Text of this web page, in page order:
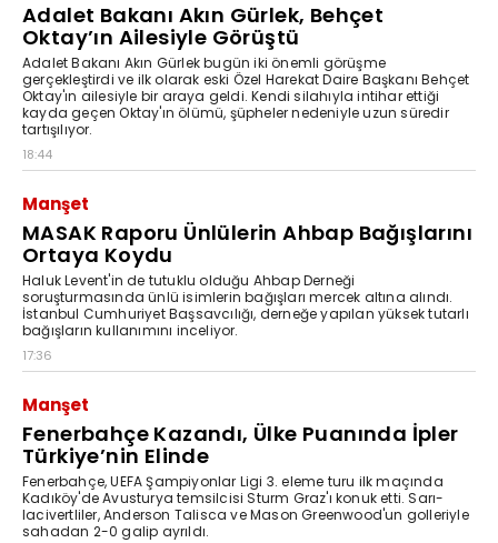
Adalet Bakanı Akın Gürlek, Behçet
Oktay’ın Ailesiyle Görüştü
Adalet Bakanı Akın Gürlek bugün iki önemli görüşme
gerçekleştirdi ve ilk olarak eski Özel Harekat Daire Başkanı Behçet
Oktay'ın ailesiyle bir araya geldi. Kendi silahıyla intihar ettiği
kayda geçen Oktay'ın ölümü, şüpheler nedeniyle uzun süredir
tartışılıyor.
18:44
Manşet
MASAK Raporu Ünlülerin Ahbap Bağışlarını
Ortaya Koydu
Haluk Levent'in de tutuklu olduğu Ahbap Derneği
soruşturmasında ünlü isimlerin bağışları mercek altına alındı.
İstanbul Cumhuriyet Başsavcılığı, derneğe yapılan yüksek tutarlı
bağışların kullanımını inceliyor.
17:36
Manşet
Fenerbahçe Kazandı, Ülke Puanında İpler
Türkiye’nin Elinde
Fenerbahçe, UEFA Şampiyonlar Ligi 3. eleme turu ilk maçında
Kadıköy'de Avusturya temsilcisi Sturm Graz'ı konuk etti. Sarı-
lacivertliler, Anderson Talisca ve Mason Greenwood'un golleriyle
sahadan 2-0 galip ayrıldı.